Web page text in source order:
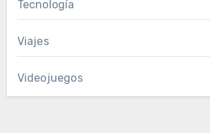
Tecnología
Viajes
Videojuegos